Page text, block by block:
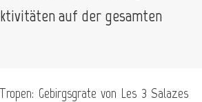
auf der gesamten
Gebirgsgrate von Les 3 Salazes